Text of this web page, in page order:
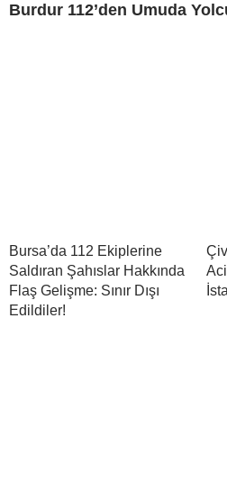
Burdur 112’den Umuda
Bursa’da 112 Ekiplerine
Saldıran Şahıslar Hakkında
Flaş Gelişme: Sınır Dışı
Edildiler!